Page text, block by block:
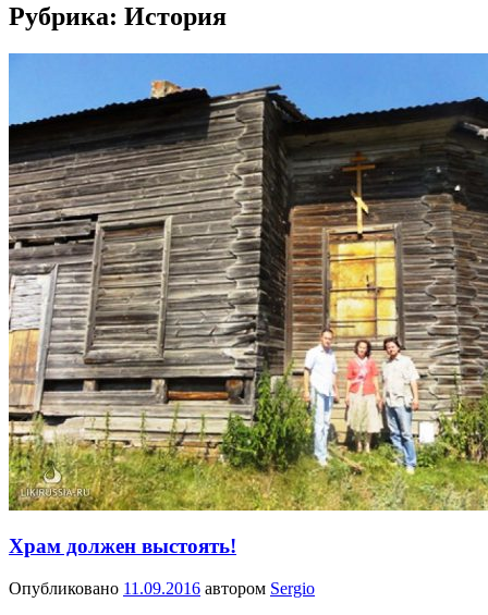
Рубрика: История
Храм должен выстоять!
Опубликовано 11.09.2016 автором Sergio